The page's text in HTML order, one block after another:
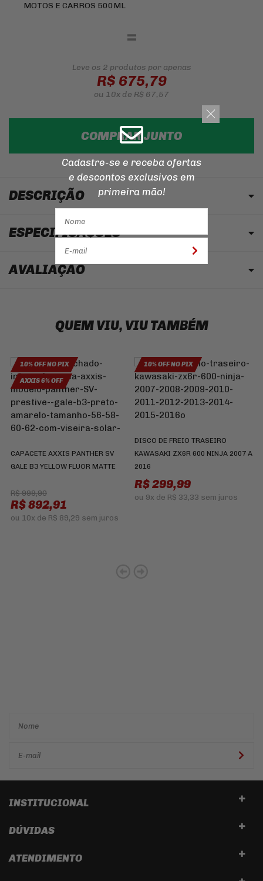
MOTOS E CARROS 500ML
=
Leve os 2 produtos por apenas
R$ 675,79
ou 10x de R$ 67,57
COMPRAR JUNTO
DESCRIÇÃO
ESPECIFICAÇÕES
AVALIAÇÃO
QUEM VIU, VIU TAMBÉM
10% OFF NO PIX
AXXIS 6% OFF
CAPACETE AXXIS PANTHER SV
GALE B3 YELLOW FLUOR MATTE
R$ 999,90
R$ 892,91
ou 10x de R$ 89,29 sem juros
10% OFF NO PIX
DISCO DE FREIO TRASEIRO
KAWASAKI ZX6R 600 NINJA 2007 A
2016
R$ 299,99
ou 9x de R$ 33,33 sem juros
INSTITUCIONAL
DÚVIDAS
ATENDIMENTO
Cadastre-se e receba ofertas
e descontos exclusivos em
primeira mão!